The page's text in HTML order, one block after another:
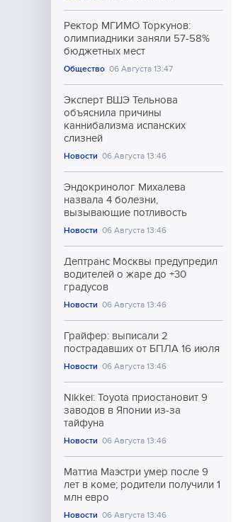
Ректор МГИМО Торкунов:
олимпиадники заняли 57-58%
бюджетных мест
Общество 06 Августа 13:47
Эксперт ВШЭ Тельнова
объяснила причины
каннибализма испанских
слизней
Новости 06 Августа 13:46
Эндокринолог Михалева
назвала 4 болезни,
вызывающие потливость
Новости 06 Августа 13:46
Дептранс Москвы предупредил
водителей о жаре до +30
градусов
Новости 06 Августа 13:46
Грайфер: выписали 2
пострадавших от БПЛА 16 июля
Новости 06 Августа 13:46
Nikkei: Toyota приостановит 9
заводов в Японии из-за
тайфуна
Новости 06 Августа 13:46
Маттиа Маэстри умер после 9
лет в коме; родители получили 1
млн евро
Новости 06 Августа 13:46